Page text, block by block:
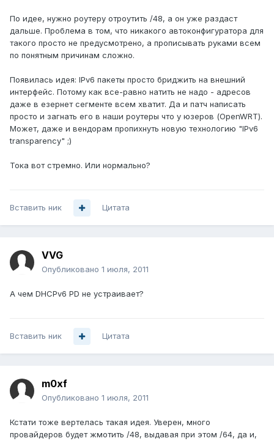
По идее, нужно роутеру отроутить /48, а он уже раздаст
дальше. Проблема в том, что никакого автоконфигуратора для
такого просто не предусмотрено, а прописывать руками всем
по понятным причинам сложно.
Появилась идея: IPv6 пакеты просто бриджить на внешний
интерфейс. Потому как все-равно натить не надо - адресов
даже в езернет сегменте всем хватит. Да и патч написать
просто и загнать его в наши роутеры что у юзеров (OpenWRT).
Может, даже и вендорам пропихнуть новую технологию "IPv6
transparency" ;)
Тока вот стремно. Или нормально?
Вставить ник Цитата
VVG
Опубликовано 1 июля, 2011
А чем DHCPv6 PD не устраивает?
Вставить ник Цитата
m0xf
Опубликовано 1 июля, 2011
Кстати тоже вертелась такая идея. Уверен, много
провайдеров будет жмотить /48, выдавая при этом /64, да и,